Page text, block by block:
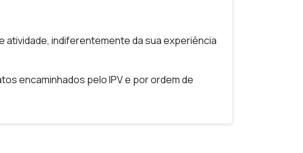
atividade, indiferentemente da sua experiência
encaminhados pelo IPV e por ordem de